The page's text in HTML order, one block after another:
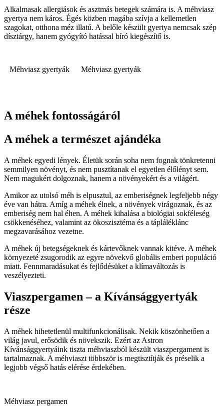
Alkalmasak allergiások és asztmás betegek számára is. A méhviasz
gyertya nem káros. Égés közben magába szívja a kellemetlen
szagokat, otthona méz illatú. A belőle készült gyertya nemcsak szép
dísztárgy, hanem gyógyító hatással bíró ​​kiegészítő is.
Méhviasz gyertyák Méhviasz gyertyák
A méhek fontosságáról
A méhek a természet ajándéka
A méhek egyedi lények. Életük során soha nem fognak tönkretenni
semmilyen növényt, és nem pusztítanak el egyetlen élőlényt sem.
Nem magukért dolgoznak, hanem a növényekért és a világért.
Amikor az utolsó méh is elpusztul, az emberiségnek legfeljebb négy
éve van hátra. Amíg a méhek élnek, a növények virágoznak, és az
emberiség nem hal éhen. A méhek kihalása a biológiai sokféleség
csökkenéséhez, valamint az ökoszisztéma és a tápláléklánc
megzavarásához vezetne.
A méhek új betegségeknek és kártevőknek vannak kitéve. A méhek
környezeté zsugorodik az egyre növekvő globális emberi populáció
miatt. Fennmaradásukat és fejlődésüket a klímaváltozás is
veszélyezteti.
Viaszpergamen – a Kívánsággyertyák
része
A méhek hihetetlenül multifunkcionálisak. Nekik köszönhetően a
világ javul, erősödik és növekszik. Ezért az Astron
Kívánsággyertyáink tiszta méhviaszból készült viaszpergament is
tartalmaznak. A méhviaszt többször is megtisztítják és préselik a
legjobb végső hatás elérése érdekében.
Méhviasz pergamen